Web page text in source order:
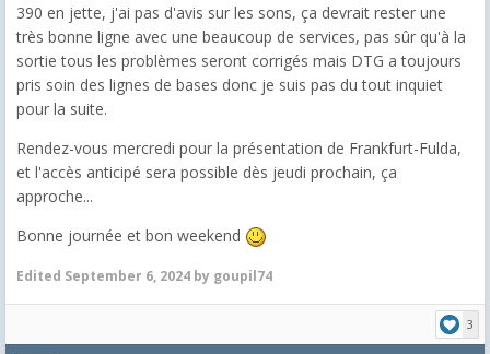
390 en jette, j'ai pas d'avis sur les sons, ça devrait rester une
très bonne ligne avec une beaucoup de services, pas sûr qu'à la
sortie tous les problèmes seront corrigés mais DTG a toujours
pris soin des lignes de bases donc je suis pas du tout inquiet
pour la suite.
Rendez-vous mercredi pour la présentation de Frankfurt-Fulda,
et l'accès anticipé sera possible dès jeudi prochain, ça
approche...
Bonne journée et bon weekend
Edited September 6, 2024 by goupil74
3